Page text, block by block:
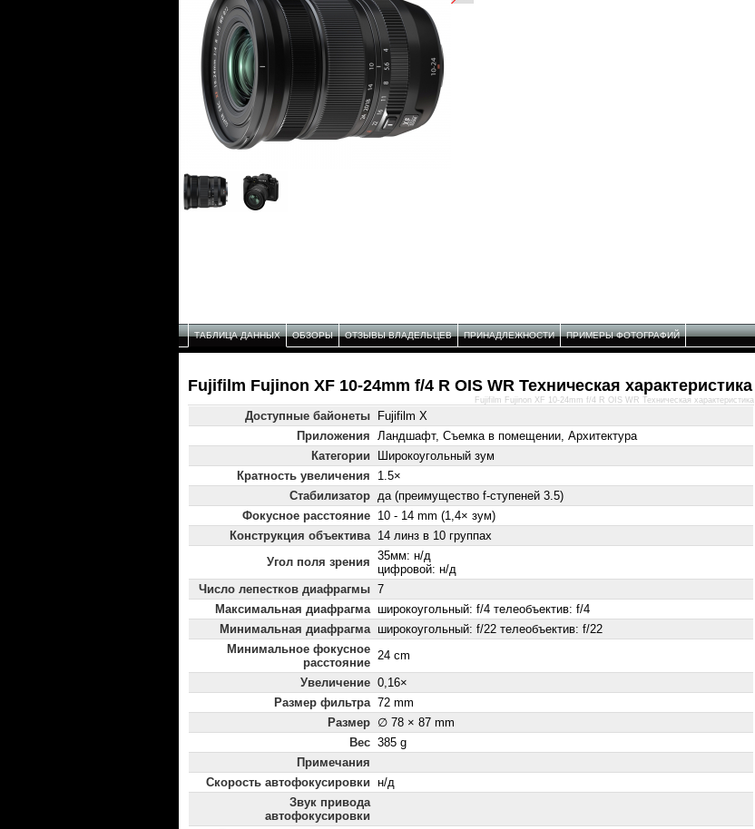
ТАБЛИЦА ДАННЫХ ОБЗОРЫ ОТЗЫВЫ ВЛАДЕЛЬЦЕВ ПРИНАДЛЕЖНОСТИ ПРИМЕРЫ ФОТОГРАФИЙ
Fujifilm Fujinon XF 10-24mm f/4 R OIS WR Техническая характеристика
Доступные байонеты
Fujifilm X
Приложения Ландшафт, Съемка в помещении, Архитектура
Категории
Широкоугольный зум
Кратность увеличения
1.5×
Стабилизатор да (преимущество f-ступеней 3.5)
Фокусное расстояние 10 - 14 mm (1,4× зум)
Конструкция объектива 14 линз в 10 группах
Угол поля зрения 35мм: н/д
цифровой: н/д
Число лепестков диафрагмы 7
Максимальная диафрагма широкоугольный: f/4 телеобъектив: f/4
Минимальная диафрагма широкоугольный: f/22 телеобъектив: f/22
Минимальное фокусное
расстояние
24 cm
Увеличение 0,16×
Размер фильтра 72 mm
Размер ∅ 78 × 87 mm
Вес 385 g
Примечания
Скорость автофокусировки н/д
Звук привода
автофокусировки
Fujifilm Fujinon XF 10-24mm f/4 R OIS WR Техническая характеристика